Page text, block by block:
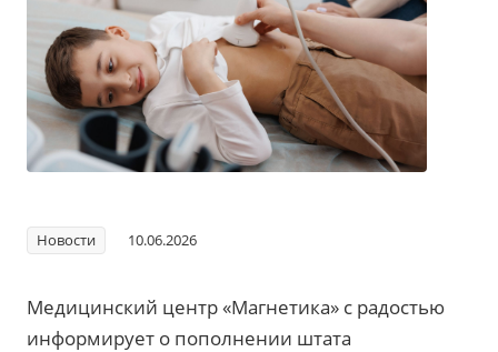
Новости 10.06.2026
Медицинский центр «Магнетика» с радостью
информирует о пополнении штата